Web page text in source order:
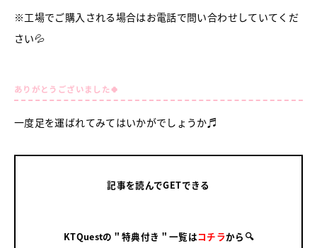
※工場でご購入される場合はお電話で問い合わせしていてくだ
さい💦
ありがとうございました🍀
一度足を運ばれてみてはいかがでしょうか♬
記事を読んでGETできる
KTQuestの＂特典付き＂一覧はコチラから🔍